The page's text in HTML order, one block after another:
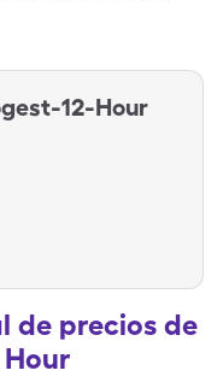
12-Hour
de precios de